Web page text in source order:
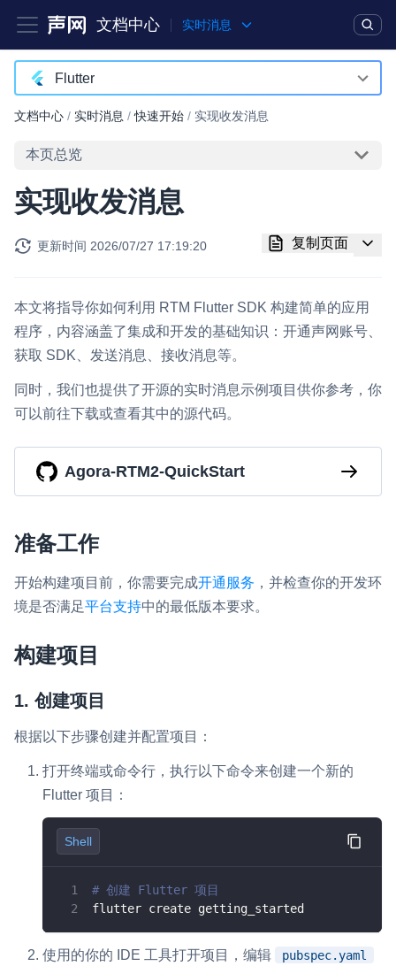
文档中心 实时消息
产品 解决方案
突破传统文字交互模式，与 AI 进行高拟真、自然流畅的实时语
音对话
扩展性和更优秀的互动效果
实时消息
一整套低延时、高并发、可扩展、高可靠的实时消息及状态同步
解决方案
即时通讯 IM NEW
融合 CDN 直播
CDN 直播方案
媒体流加速
为智能硬件提供优质的媒体流传输，实现人与人、人与物、物与
实时互动扩展能力
实时转录翻译
互动白板
快速实现多人实时互动白板协作
微呼叫
实现智能硬件和微信小程序之间的实时音视频互通
Status Page
集中展示声网主要产品及服务的综合服务质量及可用性信息
内容审核
Flutter
JavaScript
Java
Swift
C++
Unity
Flutter
文档中心 / 实时消息 / 快速开始 / 实现收发消息
本页总览
实现收发消息
更新时间 2026/07/27 17:19:20 复制页面
本文将指导你如何利用 RTM Flutter SDK 构建简单的应用
程序，内容涵盖了集成和开发的基础知识：开通声网账号、
获取 SDK、发送消息、接收消息等。
同时，我们也提供了开源的实时消息示例项目供你参考，你
可以前往下载或查看其中的源代码。
Agora-RTM2-QuickStart
准备工作
开始构建项目前，你需要完成开通服务 ，并检查你的开发环
境是否满足平台支持中的最低版本要求。
构建项目
1. 创建项目
根据以下步骤创建并配置项目：
打开终端或命令行，执行以下命令来创建一个新的
Flutter 项目：
Shell
# 创建 Flutter 项目
flutter create getting_started
使用的你的 IDE 工具打开项目，编辑 pubspec.yaml